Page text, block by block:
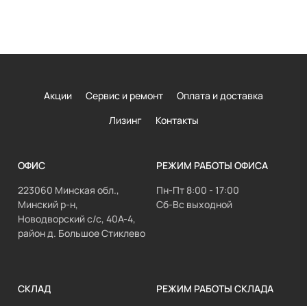
Акции Сервис и ремонт
Оплата и доставка
Лизинг
Контакты
ОФИС
223060 Минская обл.,
Минский р-н,
Новодворский с/с, 40А-4,
район д. Большое Стиклево
РЕЖИМ РАБОТЫ ОФИСА
Пн-Пт 8:00 - 17:00
Сб-Вс выходной
СКЛАД
РЕЖИМ РАБОТЫ СКЛАДА